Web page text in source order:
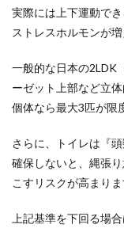
実際には上下運動で
ストレスホルモンが
一般的な日本の2LDK
ーゼット上部など立
個体なら最大3匹が限
さらに、トイレは『
確保しないと、縄張
こすリスクが高まりま
上記基準を下回る場